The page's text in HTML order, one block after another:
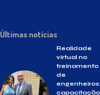
Últimas notícias
Realidade
virtual no
treinamento
de
capacitação